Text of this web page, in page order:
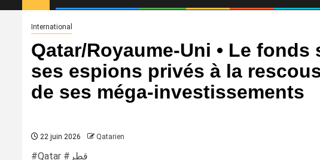
International
Qatar/Royaume-Uni • Le
ses espions privés à la
de ses méga-investissements
22 juin 2026 Qatarien
#Qatar #قطر